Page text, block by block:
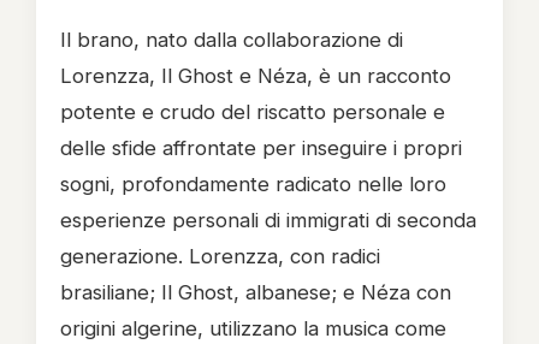
Il brano, nato dalla collaborazione di
Lorenzza, Il Ghost e Néza, è un racconto
potente e crudo del riscatto personale e
delle sfide affrontate per inseguire i propri
sogni, profondamente radicato nelle loro
esperienze personali di immigrati di seconda
generazione. Lorenzza, con radici
brasiliane; Il Ghost, albanese; e Néza con
origini algerine, utilizzano la musica come